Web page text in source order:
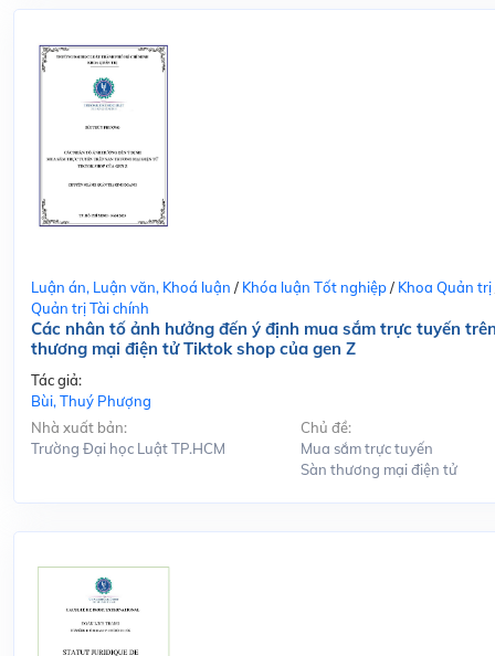
Luận án, Luận văn, Khoá luận / Khóa luận Tốt nghiệp/ Khoa Quản trị
Quản trị Tài chính
Các nhân tố ảnh hưởng đến ý định mua sắm trực tuyến
thương mại điện tử Tiktok shop của gen Z
Tác giả:
Bùi, Thuý Phượng
Nhà xuất bản:
Trường Đại học Luật TP.HCM
Chủ đề:
Mua sắm trực tuyến
Sàn thương mại điện tử